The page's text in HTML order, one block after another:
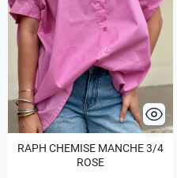
RAPH CHEMISE MANCHE 3/4
ROSE